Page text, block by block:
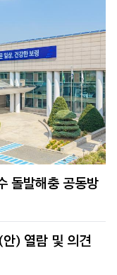
돌발해충 공동방
) 열람 및 의견